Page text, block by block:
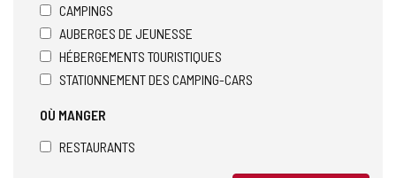
CAMPINGS
AUBERGES DE JEUNESSE
HÉBERGEMENTS TOURISTIQUES
STATIONNEMENT DES CAMPING-CARS
OÙ MANGER
RESTAURANTS